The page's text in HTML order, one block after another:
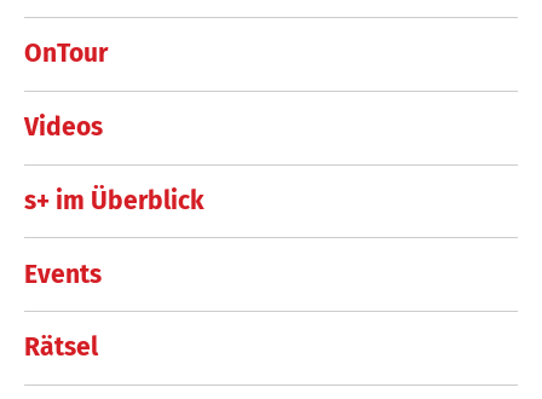
OnTour
Videos
s+ im Überblick
Events
Rätsel